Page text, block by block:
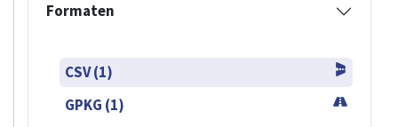
Formaten
CSV (1)
GPKG (1)